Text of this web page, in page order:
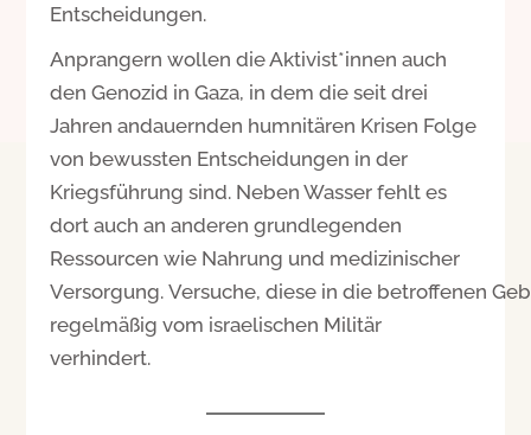
Entscheidungen.
Anprangern wollen die Aktivist*innen auch
den Genozid in Gaza, in dem die seit drei
Jahren andauernden humnitären Krisen Folge
von bewussten Entscheidungen in der
Kriegsführung sind. Neben Wasser fehlt es
dort auch an anderen grundlegenden
Ressourcen wie Nahrung und medizinischer
Versorgung. Versuche, diese in die betroffenen
regelmäßig vom israelischen Militär
verhindert.